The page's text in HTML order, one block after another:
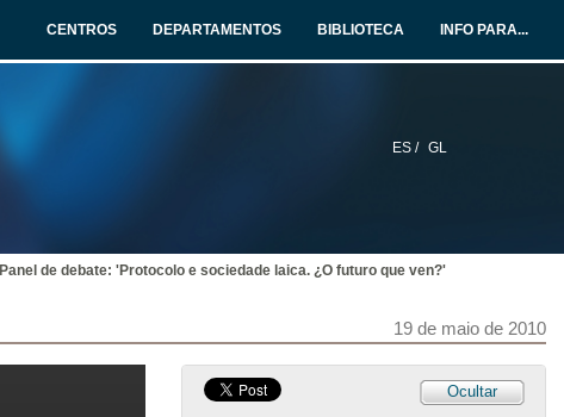
CENTROS DEPARTAMENTOS BIBLIOTECA INFO PARA...
ES / GL
Panel de debate: 'Protocolo e sociedade laica. ¿O futuro que ven?'
19 de maio de 2010
Ocultar
Peche
19 de maio de 2010
O congreso de Viena e a súa repercusión na configuración de Europa. O nacemento do protocolo diplomático como ferramenta para a paz.
Presentación